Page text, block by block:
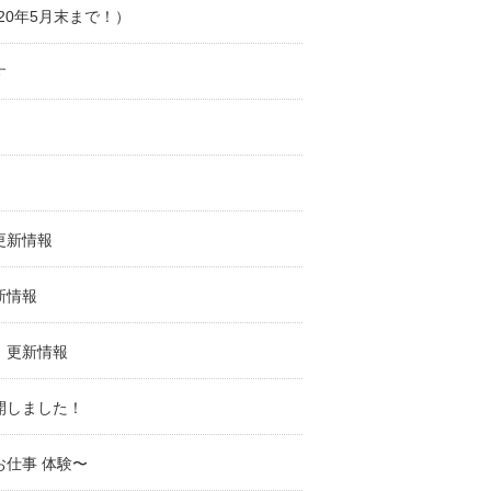
年5月末まで！）
新情報
情報
更新情報
ました！
仕事 体験〜